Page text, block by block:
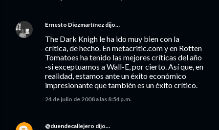
Ernesto Diezmartínez dijo…
The Dark Knigh le ha ido muy bien con la
crítica, de hecho. En metacritic.com y en Rotten
Tomatoes ha tenido las mejores críticas del año
-si exceptuamos a Wall-E, por cierto. Así que, en
realidad, estamos ante un éxito económico
impresionante que también es un éxito crítico.
24 de julio de 2008 a las 8:54 p.m.
@duendecallejero dijo…